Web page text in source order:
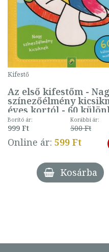
Kifestő
Az első kifestőm -
színezőélmény
éves kortól - 60
mintával (gombás)
Borító ár:
999 Ft
Korábbi ár:
500 Ft
Online ár: 599 Ft
Kosárba